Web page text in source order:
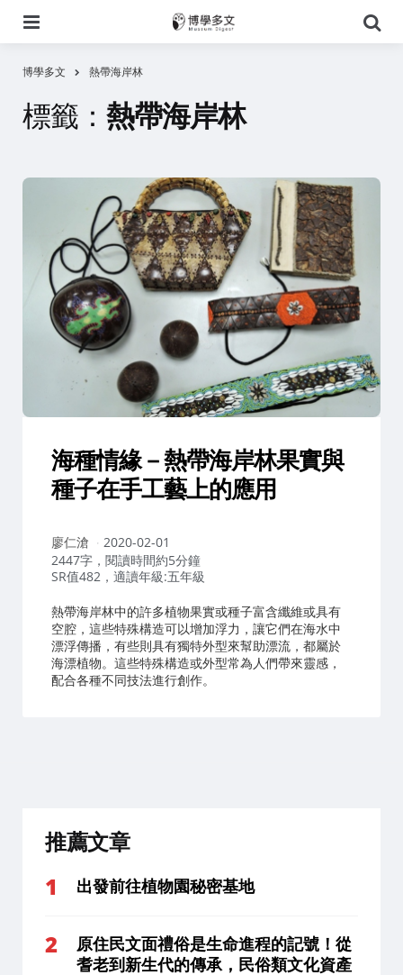
尋
博學多文 熱帶海岸林
標籤： 熱帶海岸林
海種情緣－熱帶海岸林果實與
種子在手工藝上的應用
作
者：
廖仁滄
2020-02-01
2447字，閱讀時間約5分鐘
SR值482，適讀年級:五年級
熱帶海岸林中的許多植物果實或種子富含纖維或具有
空腔，這些特殊構造可以增加浮力，讓它們在海水中
漂浮傳播，有些則具有獨特外型來幫助漂流，都屬於
海漂植物。這些特殊構造或外型常為人們帶來靈感，
配合各種不同技法進行創作。
推薦文章
出發前往植物園秘密基地
原住民文面禮俗是生命進程的記號！從
耆老到新生代的傳承，民俗類文化資產